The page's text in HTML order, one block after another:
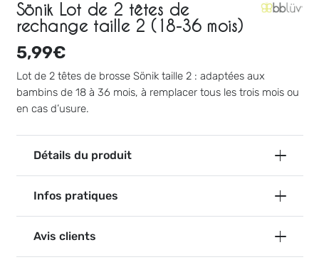
Sönik Lot de 2 têtes de
rechange taille 2 (18-36 mois)
5,99€
Lot de 2 têtes de brosse Sönik taille 2 : adaptées aux
bambins de 18 à 36 mois, à remplacer tous les trois mois ou
en cas d’usure.
Détails du produit
Infos pratiques
Avis clients